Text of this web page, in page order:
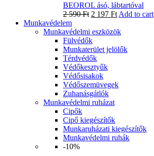
BEOROL ásó, lábtartóval
2 590Ft 2 197 Ft Add to cart
Munkavédelem
Munkavédelmi eszközök
Fülvédők
Munkaterület jelölők
Térdvédők
Védőkesztyűk
Védősisakok
Védőszemüvegek
Zuhanásgátlók
Munkavédelmi ruházat
Cipők
Cipő kiegészítők
Munkaruházati kiegészítők
Munkavédelmi ruhák
-10%